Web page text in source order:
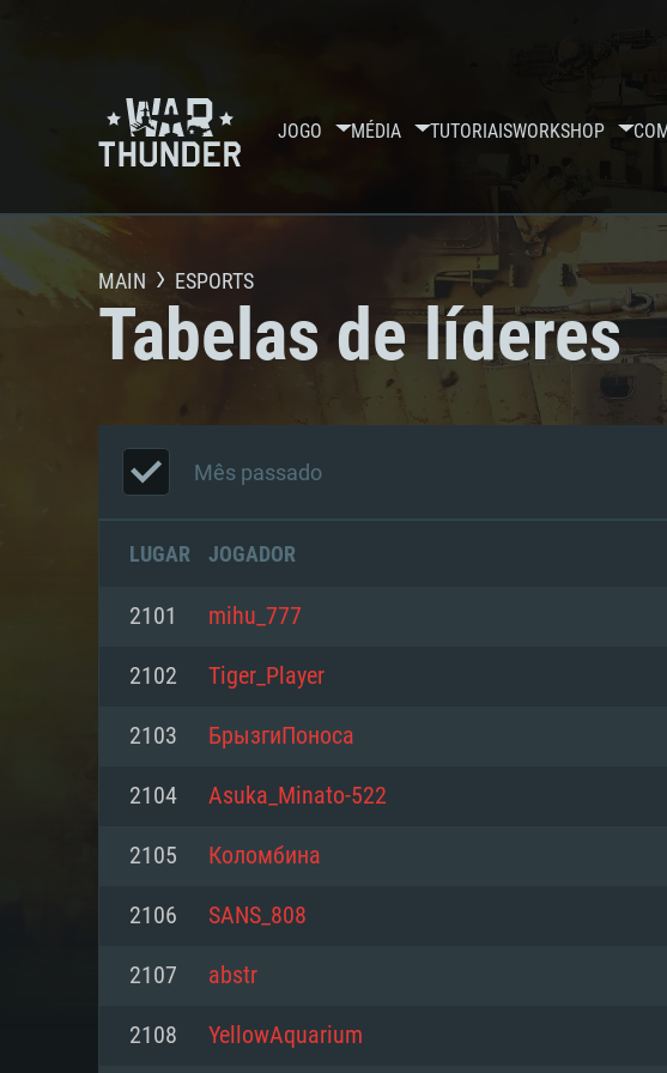
JOGO MÉDIA TUTORIAISWORKSHOP
MAIN ESPORTS
Tabelas de líderes
Mês passado
LUGAR JOGADOR
2101 mihu_777
2102 Tiger_Player
2103 БрызгиПоноса
2104 Asuka_Minato-522
2105 Коломбина
2106 SANS_808
2107 abstr
2108 YellowAquarium